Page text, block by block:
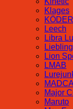
Klages
Leech
Libra
Lion
LMAB
Major
Maruto